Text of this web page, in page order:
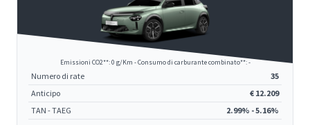
Emissioni CO2**: 0 g/Km - Consumo di carburante combinato**: -
Numero di rate
35
Anticipo
€ 12.209
TAN - TAEG
2.99% - 5.16%